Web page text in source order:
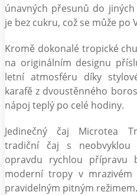
únavných přesunů do
je bez cukru, což se může po
Kromě dokonalé tropické
na originálním designu
letní atmosféru díky
karafě z dvoustěnného
nápoj teplý po celé hodiny.
Jedinečný čaj Microtea
tradiční čaj s
opravdu rychlou přípravu
moderní tropy v
pravidelným pitným režimem.